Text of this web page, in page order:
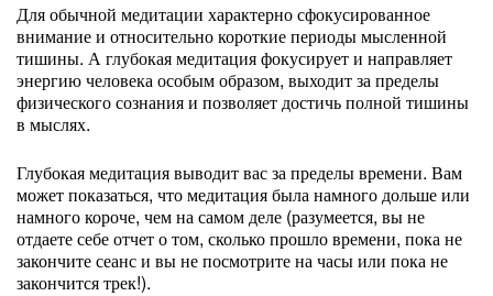
Для обычной медитации характерно сфокусированное
внимание и относительно короткие периоды мысленной
тишины. А глубокая медитация фокусирует и направляет
энергию человека особым образом, выходит за пределы
физического сознания и позволяет достичь полной тишины
в мыслях.
Глубокая медитация выводит вас за пределы времени. Вам
может показаться, что медитация была намного дольше или
намного короче, чем на самом деле (разумеется, вы не
отдаете себе отчет о том, сколько прошло времени, пока не
закончите сеанс и вы не посмотрите на часы или пока не
закончится трек!).